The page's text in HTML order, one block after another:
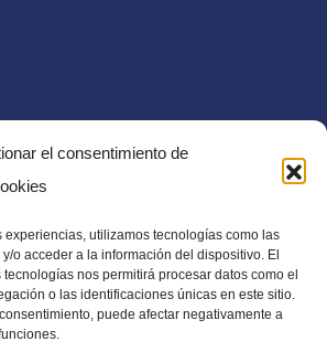
el consentimiento de
experiencias, utilizamos tecnologías como las
o acceder a la información del dispositivo. El
nos permitirá procesar datos como el
o las identificaciones únicas en este sitio.
puede afectar negativamente a